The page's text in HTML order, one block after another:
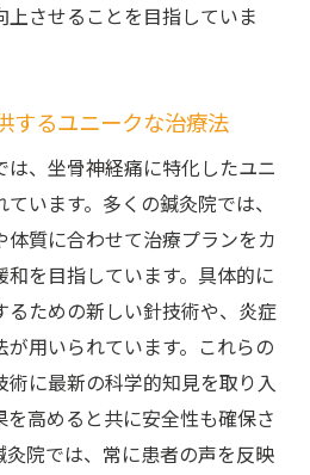
示す鍼灸院の信頼性
に最適な鍼灸院の探し方
院で日常生活を取り戻そう
の回復への道筋
活改善策
みを軽減する方法
が提供するライフスタイル
生活の変化
させることを目指していま
するユニークな治療法
、坐骨神経痛に特化したユニ
います。多くの鍼灸院では、
質に合わせて治療プランをカ
を目指しています。具体的に
ための新しい針技術や、炎症
用いられています。これらの
に最新の科学的知見を取り入
高めると共に安全性も確保さ
院では、常に患者の声を反映